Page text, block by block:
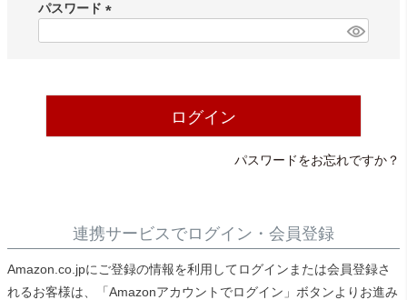
デジタル雑貨
アウトレット
)
パスワード
ログイン
パスワードをお忘れですか？
連携サービスでログイン・会員登録
Amazon.co.jpにご登録の情報を利用してログインまたは会員登録さ
れるお客様は、「Amazonアカウントでログイン」ボタンよりお進み